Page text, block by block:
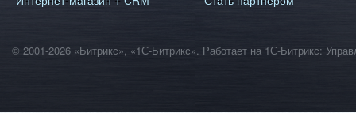
© 2001-2026 «Битрикс», «1С-Битрикс». Работает на 1С-Битрикс: